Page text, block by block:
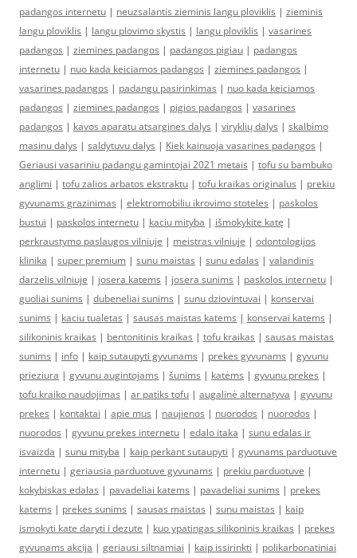
padangos internetu | neuzsalantis zieminis langu ploviklis | zieminis
langu ploviklis | langu plovimo skystis | langu ploviklis | vasarines
padangos | ziemines padangos | padangos pigiau | padangos
internetu | nuo kada keiciamos padangos | ziemines padangos |
vasarines padangos | padangu pasirinkimas | nuo kada keiciamos
padangos | ziemines padangos | pigios padangos | vasarines
padangos | kavos aparatu atsargines dalys | viryklių dalys | skalbimo
masinu dalys | saldytuvu dalys | Kiek kainuoja vasarines padangos |
Geriausi vasariniu padangu gamintojai 2021 metais | tofu su bambuko
anglimi | tofu zalios arbatos ekstraktu | tofu kraikas originalus | prekiu
gyvunams grazinimas | elektromobiliu ikrovimo stoteles | paskolos
bustui | paskolos internetu | kaciu mityba | išmokykite katę |
perkraustymo paslaugos vilniuje | meistras vilniuje | odontologijos
klinika | super premium | sunu maistas | sunu edalas | valandinis
darzelis vilniuje | josera katems | josera sunims | paskolos internetu |
guoliai sunims | dubeneliai sunims | sunu dziovintuvai | konservai
sunims | kaciu tualetas | sausas maistas katems | konservai katems |
silikoninis kraikas | bentonitinis kraikas | tofu kraikas | sausas maistas
sunims | info | kaip sutaupyti gyvunams | prekes gyvunams | gyvunu
prieziura | gyvunu augintojams | šunims | katėms | gyvunu prekes |
tofu kraiko naudojimas | ar patiks tofu | augalinė alternatyva | gyvunu
prekes | kontaktai | apie mus | naujienos | nuorodos | nuorodos |
nuorodos | gyvunu prekes internetu | edalo itaka | sunu edalas ir
isvaizda | sunu mityba | kaip perkant sutaupyti | gyvunams parduotuve
internetu | geriausia parduotuve gyvunams | prekiu parduotuve |
kokybiskas edalas | pavadeliai katems | pavadeliai sunims | prekes
katems | prekes sunims | sausas maistas | sunu maistas | kaip
ismokyti kate daryti i dezute | kuo ypatingas silikoninis kraikas | prekes
gyvunams akcija | geriausi siltnamiai | kaip issirinkti | polikarbonatiniai